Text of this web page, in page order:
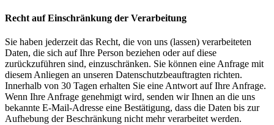
Recht auf Einschränkung der Verarbeitung
Sie haben jederzeit das Recht, die von uns (lassen) verarbeiteten
Daten, die sich auf Ihre Person beziehen oder auf diese
zurückzuführen sind, einzuschränken. Sie können eine Anfrage mit
diesem Anliegen an unseren Datenschutzbeauftragten richten.
Innerhalb von 30 Tagen erhalten Sie eine Antwort auf Ihre Anfrage.
Wenn Ihre Anfrage genehmigt wird, senden wir Ihnen an die uns
bekannte E-Mail-Adresse eine Bestätigung, dass die Daten bis zur
Aufhebung der Beschränkung nicht mehr verarbeitet werden.